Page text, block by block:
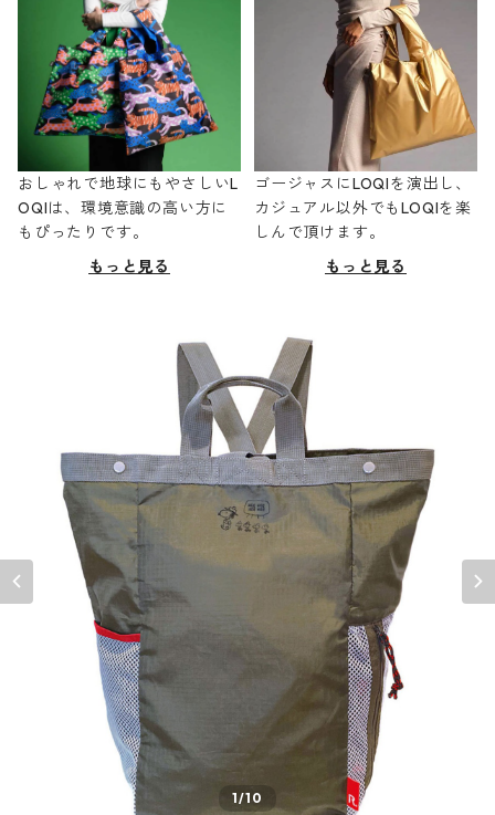
おしゃれで地球にもやさしいL
OQIは、環境意識の高い方に
もぴったりです。
もっと見る
ゴージャスにLOQIを演出し、
カジュアル以外でもLOQIを楽
しんで頂けます。
もっと見る
1/10